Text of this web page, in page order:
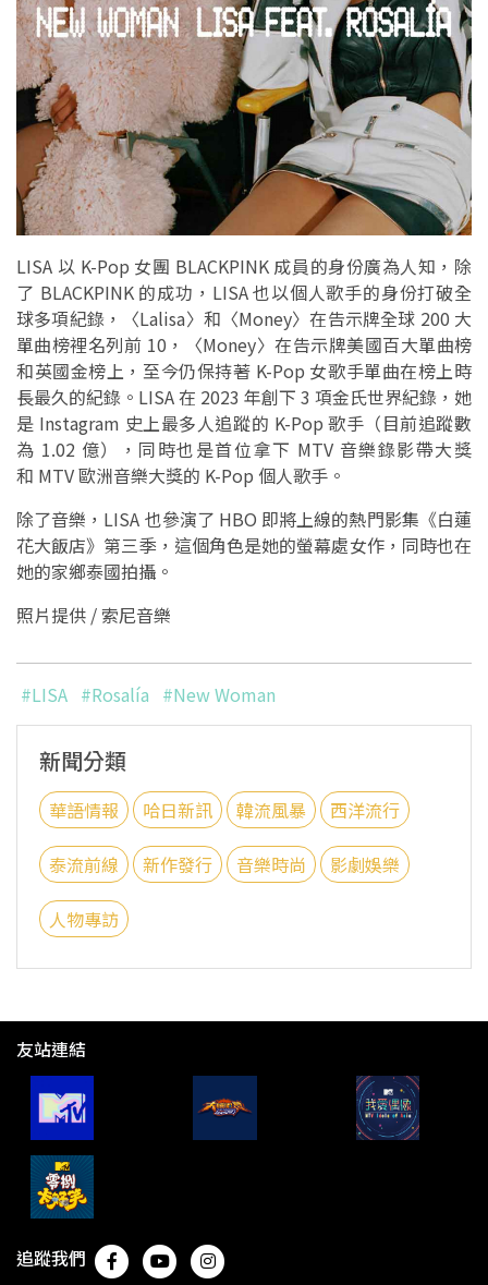
LISA 以 K-Pop 女團 BLACKPINK 成員的身份廣為人知，除
了 BLACKPINK 的成功，LISA 也以個人歌手的身份打破全
球多項紀錄，〈Lalisa〉和〈Money〉在告示牌全球 200 大
單曲榜裡名列前 10，〈Money〉在告示牌美國百大單曲榜
和英國金榜上，至今仍保持著 K-Pop 女歌手單曲在榜上時
長最久的紀錄。LISA 在 2023 年創下 3 項金氏世界紀錄，她
是 Instagram 史上最多人追蹤的 K-Pop 歌手（目前追蹤數
為 1.02 億），同時也是首位拿下 MTV 音樂錄影帶大獎
和 MTV 歐洲音樂大獎的 K-Pop 個人歌手。
除了音樂，LISA 也參演了 HBO 即將上線的熱門影集《白蓮
花大飯店》第三季，這個角色是她的螢幕處女作，同時也在
她的家鄉泰國拍攝。
照片提供 /索尼音樂
#LISA #Rosalía #New Woman
新聞分類
華語情報 哈日新訊 韓流風暴 西洋流行
泰流前線 新作發行 音樂時尚 影劇娛樂
人物專訪
友站連結
追蹤我們